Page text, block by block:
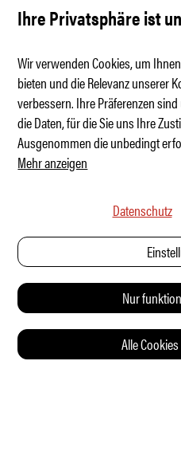
Michèle Mouton –
Ihre Privatsphäre ist
Wir verwenden Cookies, um
bieten und die Relevanz unserer
verbessern. Ihre Präferenzen
die Daten, für die Sie uns Ihre
Ausgenommen die unbedingt
Mehr anzeigen
Datenschutz
Nur
Alle